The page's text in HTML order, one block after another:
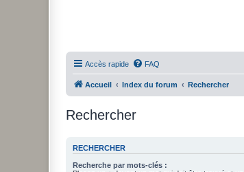
Accès rapide FAQ
Accueil Index du forum Rechercher
Rechercher
RECHERCHER
Recherche par mots-clés :